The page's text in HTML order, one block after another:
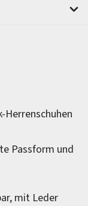
Herrenschuhen
Passform und
mit Leder